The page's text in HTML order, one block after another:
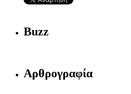
Buzz
Αρθρογραφία